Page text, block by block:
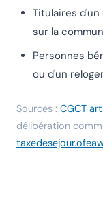
Titulaires
sur la
Personnes
ou d'un
Sources : CGCT
délibération